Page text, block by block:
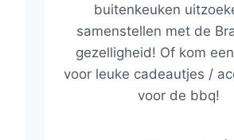
buitenkeuken
samenstellen met de
gezelligheid! Of kom
voor leuke cadeautjes /
voor de bbq!